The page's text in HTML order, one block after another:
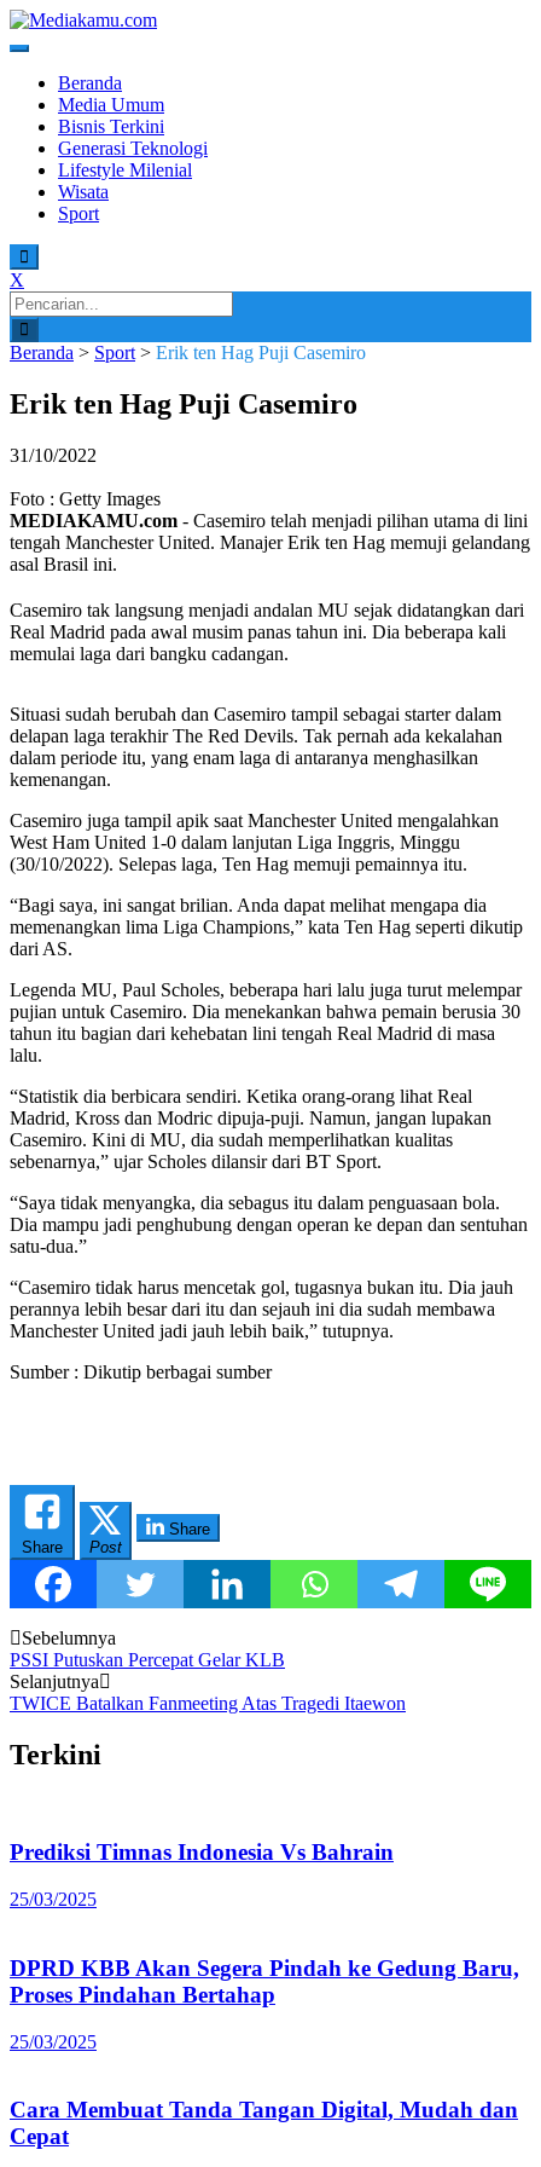
Skip
to
MEDIAKAMU.com
Media Terkini untuk Generasi Milenial!
Beranda
Media Umum
Bisnis Terkini
Generasi Teknologi
Lifestyle Milenial
Wisata
Sport
X
Search
for:
Beranda > Sport > Erik ten Hag Puji Casemiro
Erik ten Hag Puji Casemiro
31/10/2022
Foto : Getty Images
MEDIAKAMU.com - Casemiro telah menjadi pilihan utama di lini
tengah Manchester United. Manajer Erik ten Hag memuji gelandang
asal Brasil ini.
Casemiro tak langsung menjadi andalan MU sejak didatangkan dari
Real Madrid pada awal musim panas tahun ini. Dia beberapa kali
memulai laga dari bangku cadangan.
Situasi sudah berubah dan Casemiro tampil sebagai starter dalam
delapan laga terakhir The Red Devils. Tak pernah ada kekalahan
dalam periode itu, yang enam laga di antaranya menghasilkan
kemenangan.
Casemiro juga tampil apik saat Manchester United mengalahkan
West Ham United 1-0 dalam lanjutan Liga Inggris, Minggu
(30/10/2022). Selepas laga, Ten Hag memuji pemainnya itu.
“Bagi saya, ini sangat brilian. Anda dapat melihat mengapa dia
memenangkan lima Liga Champions,” kata Ten Hag seperti dikutip
dari AS.
Legenda MU, Paul Scholes, beberapa hari lalu juga turut melempar
pujian untuk Casemiro. Dia menekankan bahwa pemain berusia 30
tahun itu bagian dari kehebatan lini tengah Real Madrid di masa
lalu.
“Statistik dia berbicara sendiri. Ketika orang-orang lihat Real
Madrid, Kross dan Modric dipuja-puji. Namun, jangan lupakan
Casemiro. Kini di MU, dia sudah memperlihatkan kualitas
sebenarnya,” ujar Scholes dilansir dari BT Sport.
“Saya tidak menyangka, dia sebagus itu dalam penguasaan bola.
Dia mampu jadi penghubung dengan operan ke depan dan sentuhan
satu-dua.”
“Casemiro tidak harus mencetak gol, tugasnya bukan itu. Dia jauh
perannya lebih besar dari itu dan sejauh ini dia sudah membawa
Manchester United jadi jauh lebih baik,” tutupnya.
Sumber : Dikutip berbagai sumber
Share Post
Share
Post
navigation
Sebelumnya
PSSI Putuskan Percepat Gelar KLB
Selanjutnya
TWICE Batalkan Fanmeeting Atas Tragedi Itaewon
Terkini
Prediksi Timnas Indonesia Vs Bahrain
25/03/2025
DPRD KBB Akan Segera Pindah ke Gedung Baru,
Proses Pindahan Bertahap
25/03/2025
Cara Membuat Tanda Tangan Digital, Mudah dan
Cepat